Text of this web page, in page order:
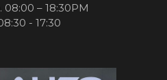
08:00 – 18:30PM
- 17:30